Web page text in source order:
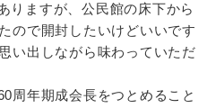
りますが、公民館の床下から
ので開封したいけどいいです
い出しながら味わっていただ
周年期成会長をつとめること